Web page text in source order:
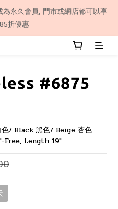
購貨品除外（順豐門市自取或智
櫃)
永久會員, 門市或網店都可以享
折優惠
貨品除外（順豐門市自取或智
#6875
/ Black 黑色/ Beige 杏色
Free, Length 19"